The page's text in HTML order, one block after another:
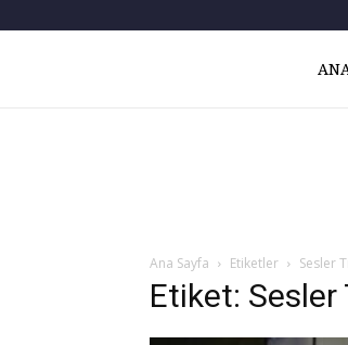
Ana Sayfa Etiketler Sesler
Etiket: